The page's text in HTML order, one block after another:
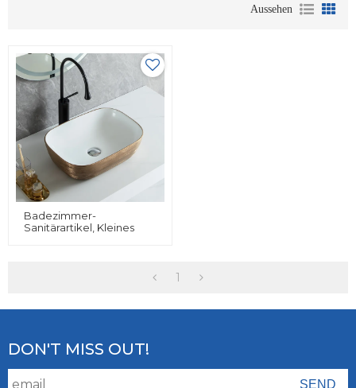
Aussehen
Badezimmer-
Sanitärartikel, Kleines
1
DON'T MISS OUT!